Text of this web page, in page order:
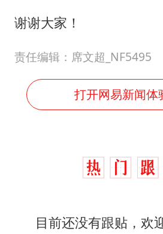
谢谢大家！
责任编辑：席文超_NF5495
打开网易新闻体
目前还没有跟贴，欢